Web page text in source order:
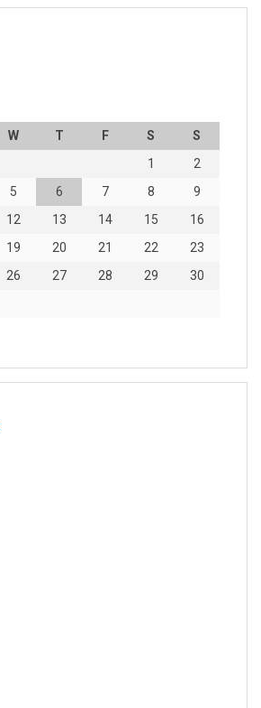
W T F S
S
1
2
5 6 7 8
9
12 13 14 15
16
19 20 21 22
23
26 27 28 29
30